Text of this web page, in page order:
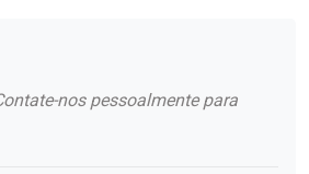
nos pessoalmente para